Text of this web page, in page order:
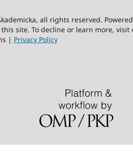
all rights reserved.
this site. To decline or learn more,
| Privacy Policy